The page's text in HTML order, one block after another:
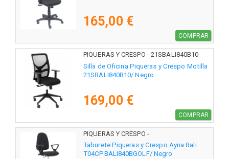
165,00 €
COMPRAR
PIQUERAS Y CRESPO - 21SBALI840B10
Silla de Oficina Piqueras y Crespo Motilla
21SBALI840B10/ Negro
169,00 €
COMPRAR
PIQUERAS Y CRESPO -
T04CPBALI840BGOLF
Taburete Piqueras y Crespo Ayna Bali
T04CPBALI840BGOLF/ Negro